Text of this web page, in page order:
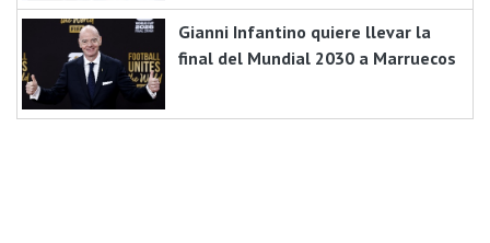
Gianni Infantino quiere llevar la
final del Mundial 2030 a Marruecos